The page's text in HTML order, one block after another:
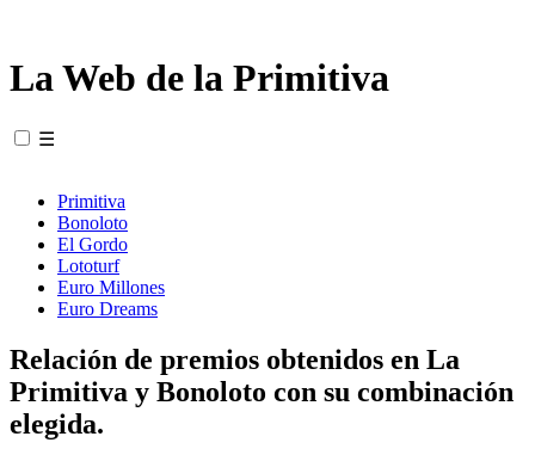
La Web de la Primitiva
☰
Primitiva
Bonoloto
El Gordo
Lototurf
Euro Millones
Euro Dreams
Relación de premios obtenidos en La
Primitiva y Bonoloto con su combinación
elegida.